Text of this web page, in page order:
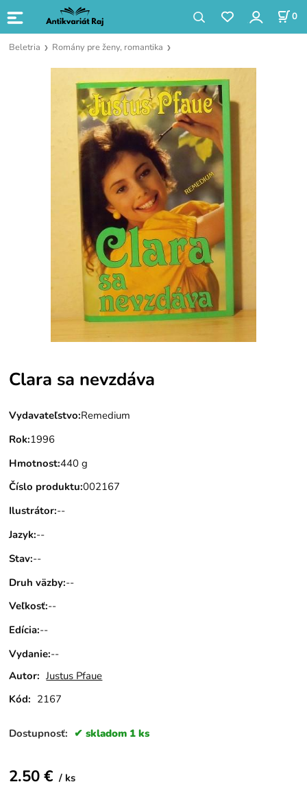
0
Beletria Romány pre ženy, romantika
Clara sa nevzdáva
Vydavateľstvo:Remedium
Rok:1996
Hmotnost:440 g
Číslo produktu:002167
Ilustrátor:--
Jazyk:--
Stav:--
Druh väzby:--
Veľkosť:--
Edícia:--
Vydanie:--
Autor: Justus Pfaue
Kód: 2167
Dostupnosť: skladom 1 ks
2.50€ ks